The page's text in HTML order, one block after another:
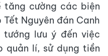
cường các biện
Nguyên đán Canh
lưu ý đến việc
quản lí, sử dụng tiền